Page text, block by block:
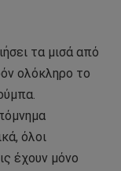
τα μισά από
ολόκληρο το
όλοι
έχουν μόνο